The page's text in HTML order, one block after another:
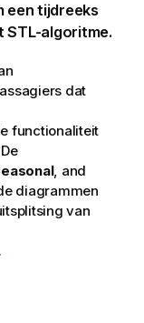
een tijdreeks
STL-algoritme.
dat
functionaliteit
, and
diagrammen
van
.